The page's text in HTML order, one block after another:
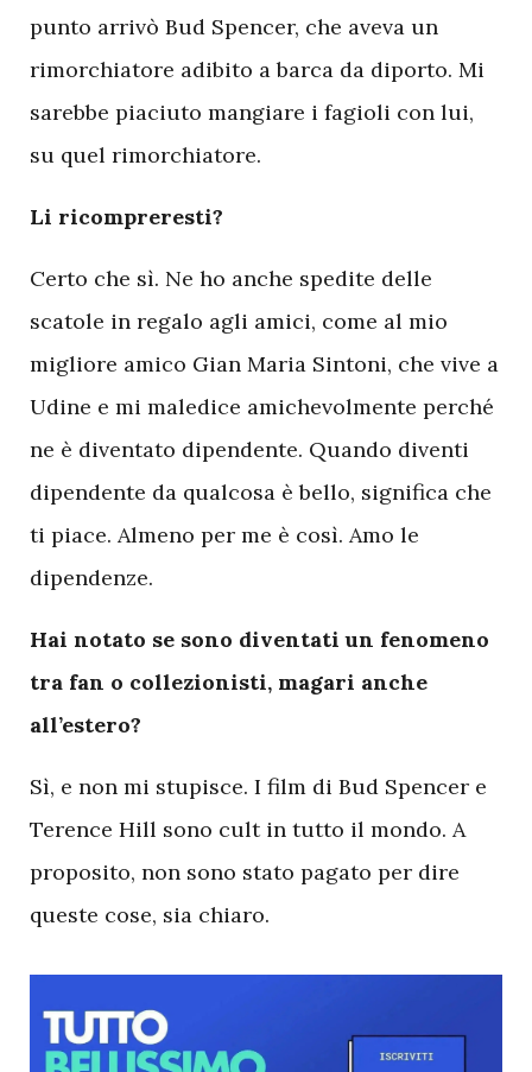
punto arrivò Bud Spencer, che aveva un
rimorchiatore adibito a barca da diporto. Mi
sarebbe piaciuto mangiare i fagioli con lui,
su quel rimorchiatore.
Li ricompreresti?
Certo che sì. Ne ho anche spedite delle
scatole in regalo agli amici, come al mio
migliore amico Gian Maria Sintoni, che vive a
Udine e mi maledice amichevolmente perché
ne è diventato dipendente. Quando diventi
dipendente da qualcosa è bello, significa che
ti piace. Almeno per me è così. Amo le
dipendenze.
Hai notato se sono diventati un fenomeno
tra fan o collezionisti, magari anche
all’estero?
Sì, e non mi stupisce. I film di Bud Spencer e
Terence Hill sono cult in tutto il mondo. A
proposito, non sono stato pagato per dire
queste cose, sia chiaro.